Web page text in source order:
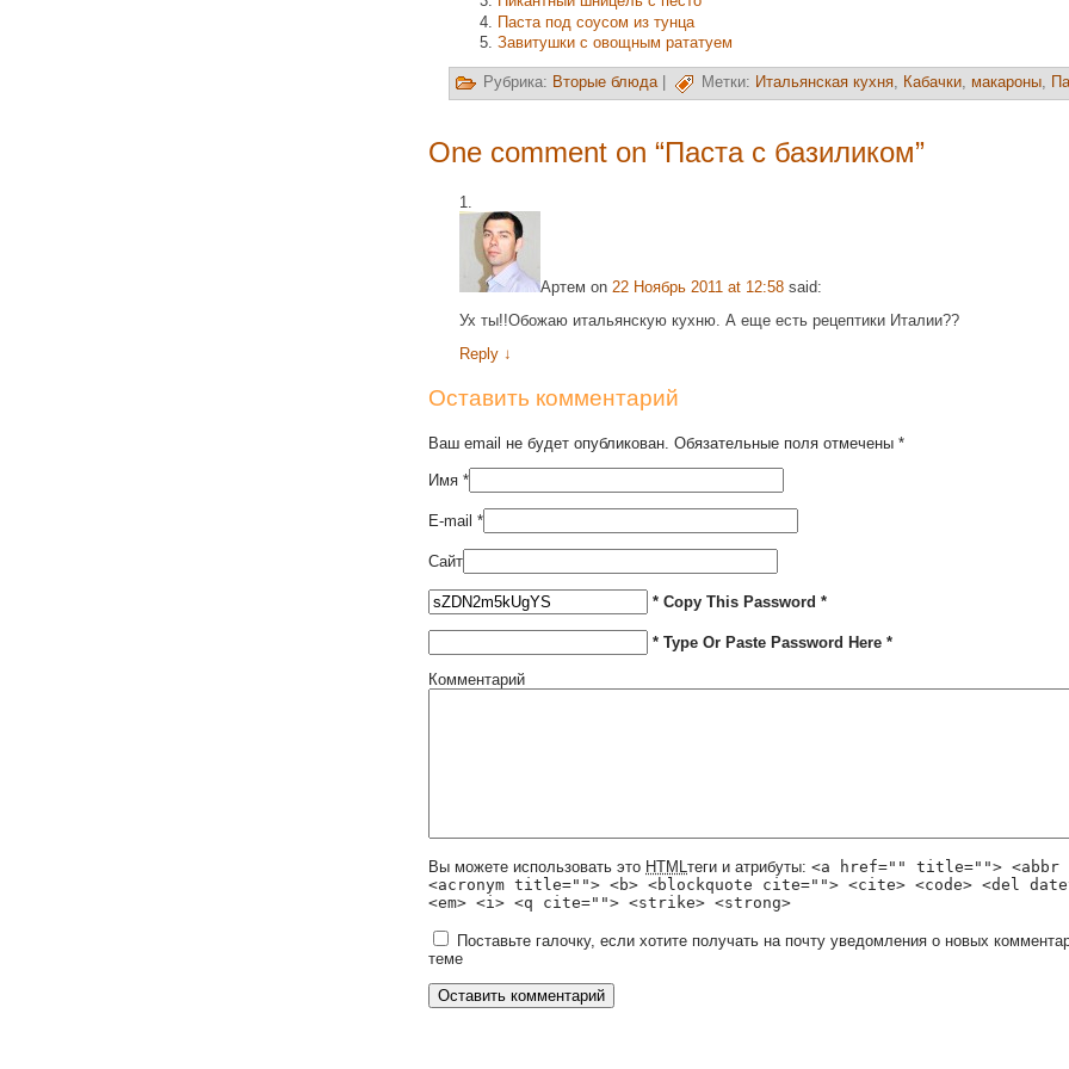
Паста под соусом из тунца
Завитушки с овощным рататуем
Рубрика: Вторые блюда| Метки: Итальянская кухня, Кабачки, макароны,
One comment on “Паста с базиликом”
Артем on 22 Ноябрь 2011 at 12:58 said:
Ух ты!!Обожаю итальянскую кухню. А еще есть рецептики Италии??
Reply ↓
Оставить комментарий
Ваш email не будет опубликован. Обязательные поля отмечены *
Имя *
E-mail *
Сайт
* Copy This Password *
* Type Or Paste Password Here *
Комментарий
Вы можете использовать это HTMLтеги и атрибуты: <a href="" title="">
<acronym title=""> <b> <blockquote cite=""> <cite> <code> <del
<em> <i> <q cite=""> <strike> <strong>
Поставьте галочку, если хотите получать на почту уведомления о новых
теме